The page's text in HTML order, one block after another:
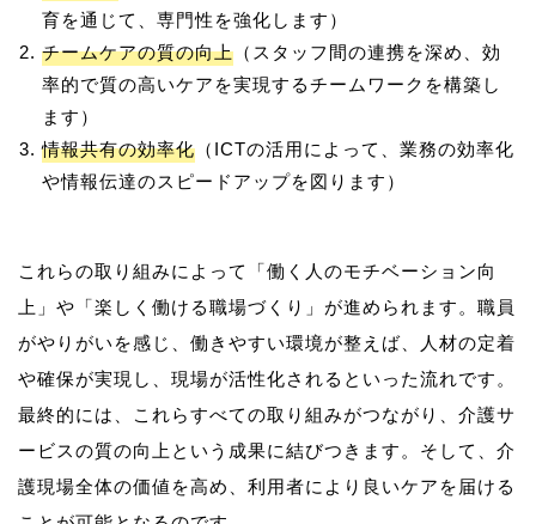
育を通じて、専門性を強化します）
チームケアの質の向上 （スタッフ間の連携を深め、効
率的で質の高いケアを実現するチームワークを構築し
ます）
情報共有の効率化 （ICTの活用によって、業務の効率化
や情報伝達のスピードアップを図ります）
これらの取り組みによって「働く人のモチベーション向
上」や「楽しく働ける職場づくり」が進められます。職員
がやりがいを感じ、働きやすい環境が整えば、人材の定着
や確保が実現し、現場が活性化されるといった流れです。
最終的には、これらすべての取り組みがつながり、介護サ
ービスの質の向上という成果に結びつきます。そして、介
護現場全体の価値を高め、利用者により良いケアを届ける